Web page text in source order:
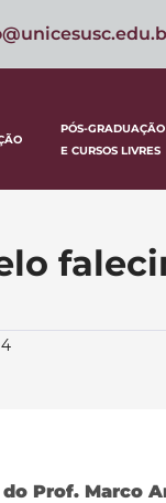
PÓS-GRADUAÇÃO
E CURSOS LIVRES
Prof. Marco